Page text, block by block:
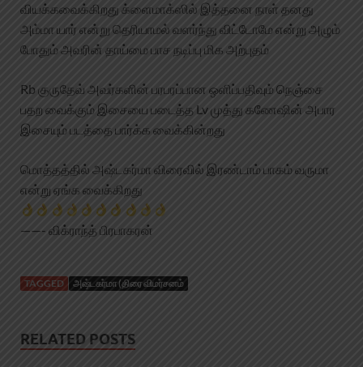
வியக்கவைக்கிறது க்ளைமாக்ஸில் இத்தனை நாள் தனது
அம்மா யார் என்று தெரியாமல் வளர்ந்து விட்டோமே என்று அழும்
போதும் அவரின் தாய்மை பாச நடிப்பு மிக அற்புதம்
Rb குருதேவ் அவர்களின் பரபரப்பான ஒளிப்பதிவும் நெஞ்சை
பதற வைக்கும் இசையை படைத்த Lv முத்து கணேஷின் அபார
இசையும் படத்தை பார்க்க வைக்கின்றது
மொத்தத்தில் அஷ்டகர்மா விரைவில் இரண்டாம் பாகம் வருமா
என்று ஏங்க வைக்கிறது
——- விக்ராந்த் பிரபாகரன்
TAGGED அஷ்டகர்மா (திரை விமர்சனம்
RELATED POSTS